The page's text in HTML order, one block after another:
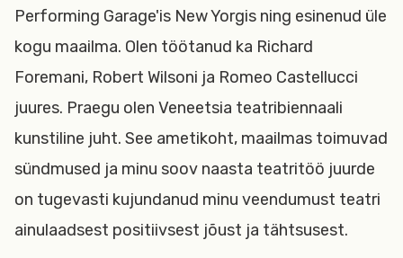
Performing Garage'is New Yorgis ning esinenud üle
kogu maailma. Olen töötanud ka Richard
Foremani, Robert Wilsoni ja Romeo Castellucci
juures. Praegu olen Veneetsia teatribiennaali
kunstiline juht. See ametikoht, maailmas toimuvad
sündmused ja minu soov naasta teatritöö juurde
on tugevasti kujundanud minu veendumust teatri
ainulaadsest positiivsest jõust ja tähtsusest.